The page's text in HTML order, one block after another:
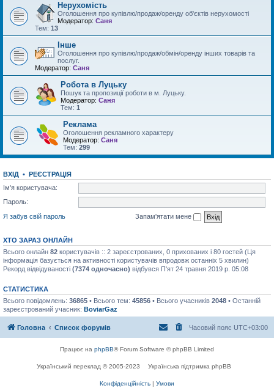
Нерухомість
Оголошення про купівлю/продаж/оренду об'єктів нерухомості
Модератор: Саня
Тем: 13
Інше
Оголошення про купівлю/продаж/обмін/оренду інших товарів та
послуг.
Модератор: Саня
Робота в Луцьку
Пошук та пропозиції роботи в м. Луцьку.
Модератор: Саня
Тем: 1
Реклама
Оголошення рекламного характеру
Модератор: Саня
Тем: 299
ВХІД • РЕЄСТРАЦІЯ
Ім'я користувача:
Пароль:
Я забув свій пароль
Запам'ятати мене
ХТО ЗАРАЗ ОНЛАЙН
Всього онлайн 82 користувачів :: 2 зареєстрованих, 0 прихованих і 80 гостей (Ця
інформація базується на активності користувачів впродовж останніх 5 хвилин)
Рекорд відвідуваності (7374 одночасно) відбувся П'ят 24 травня 2019 р. 05:08
СТАТИСТИКА
Всього повідомлень: 36865 • Всього тем: 45856 • Всього учасників 2048 • Останній
зареєстрований учасник: BoviarGaz
Головна Список форумів Часовий пояс UTC+03:00
Працює на phpBB® Forum Software © phpBB Limited
Український переклад © 2005-2023 Українська підтримка phpBB
Конфіденційність | Умови